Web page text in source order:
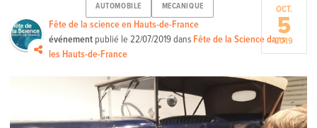
AUTOMOBILE MECANIQUE
Fête de la science en Hauts-de-France
événement publié le22/07/2019dans Fête de la Science dans
les Hauts-de-France
OCT.
5
2019